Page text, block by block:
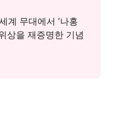
계 무대에서 ‘나홍
상을 재증명한 기념